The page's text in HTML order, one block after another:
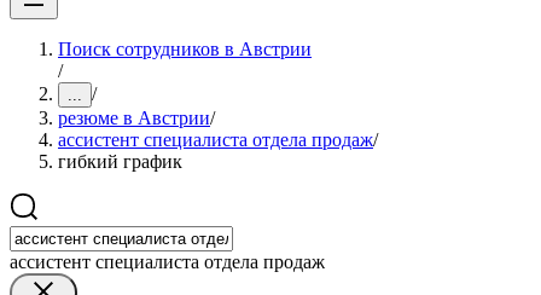
Поиск сотрудников в Австрии
/
... /
резюме в Австрии/
ассистент специалиста отдела продаж/
гибкий график
ассистент специалиста отдела продаж